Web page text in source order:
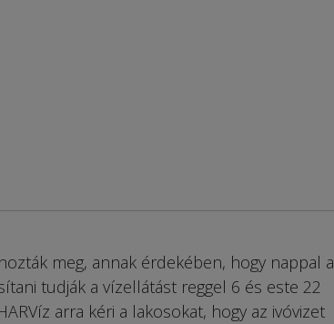
meg, annak érdekében, hogy nappal a
tudják a vízellátást reggel 6 és este 22
arra kéri a lakosokat, hogy az ivóvizet